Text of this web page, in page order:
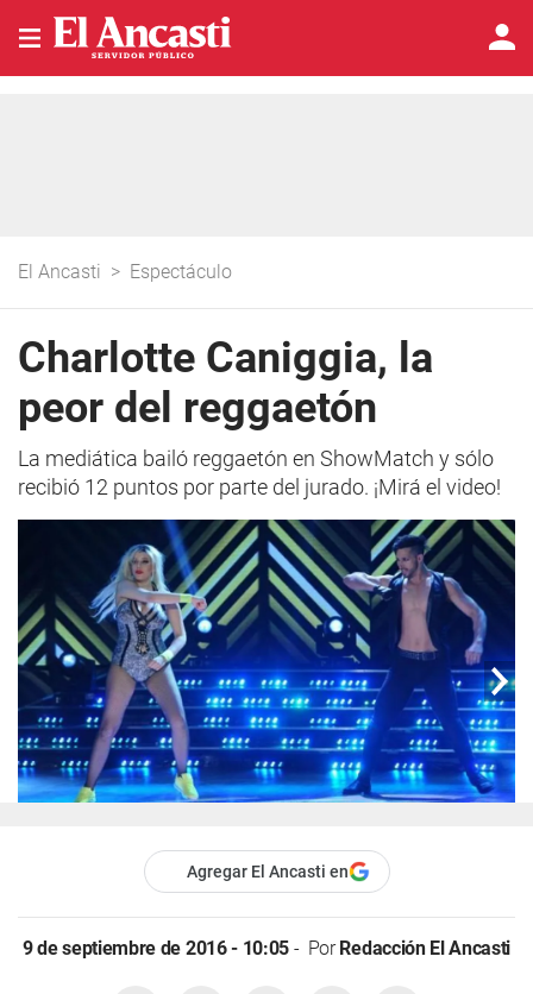
El Ancasti > Espectáculo
Charlotte Caniggia, la
peor del reggaetón
La mediática bailó reggaetón en ShowMatch y sólo
recibió 12 puntos por parte del jurado. ¡Mirá el video!
Agregar El Ancasti en
9 de septiembre de 2016 - 10:05 Por Redacción El Ancasti